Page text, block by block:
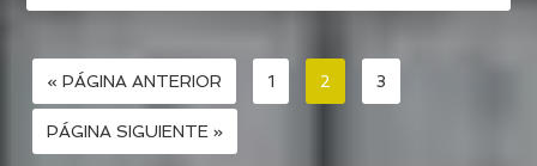
« PÁGINA ANTERIOR 1 2 3
PÁGINA SIGUIENTE »